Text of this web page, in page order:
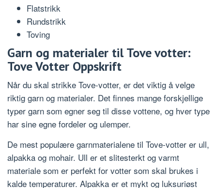
Flatstrikk
Rundstrikk
Toving
Garn og materialer til Tove votter:
Tove Votter Oppskrift
Når du skal strikke Tove-votter, er det viktig å velge
riktig garn og materialer. Det finnes mange forskjellige
typer garn som egner seg til disse vottene, og hver type
har sine egne fordeler og ulemper.
De mest populære garnmaterialene til Tove-votter er ull,
alpakka og mohair. Ull er et slitesterkt og varmt
materiale som er perfekt for votter som skal brukes i
kalde temperaturer. Alpakka er et mykt og luksuriøst